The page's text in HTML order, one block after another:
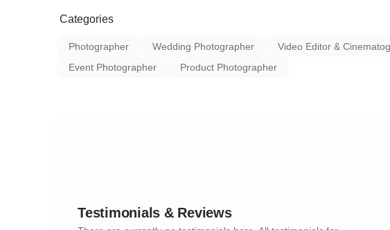
Categories
Photographer Wedding Photographer
Video Editor &
Event Photographer
Product Photographer
Testimonials & Reviews